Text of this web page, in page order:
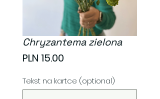
Chryzantema zielona
PLN 15.00
Tekst na kartce (optional)